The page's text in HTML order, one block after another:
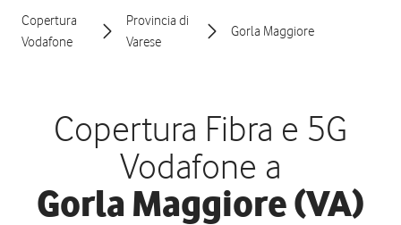
Copertura
Vodafone
Provincia di
Varese
Gorla Maggiore
Copertura Fibra e 5G
Vodafone a
Gorla Maggiore (VA)